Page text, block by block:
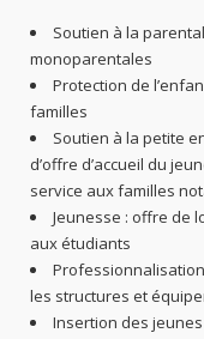
Soutien à la
monoparentales
Protection de
familles
Soutien à la petite
d’offre d’accueil du
service aux familles
Jeunesse : offre de
aux étudiants
les structures et
Insertion des